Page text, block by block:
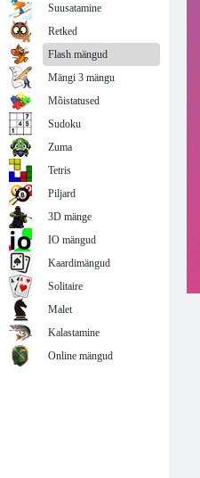
Suusatamine
Retked
Flash mängud
Mängi 3 mängu
Mõistatused
Sudoku
Zuma
Tetris
Piljard
3D mänge
IO mängud
Kaardimängud
Solitaire
Malet
Kalastamine
Online mängud